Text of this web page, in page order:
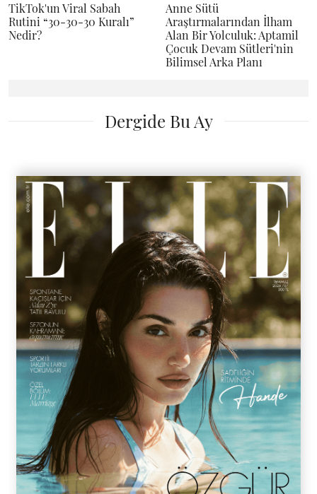
TikTok'un Viral Sabah
Rutini “30-30-30 Kuralı”
Nedir?
Anne Sütü
Araştırmalarından İlham
Alan Bir Yolculuk: Aptamil
Çocuk Devam Sütleri'nin
Bilimsel Arka Planı
Dergide Bu Ay